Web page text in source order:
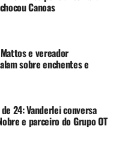
Canoas
e vereador
sobre enchentes e
24: Vanderlei conversa
e parceiro do Grupo OT